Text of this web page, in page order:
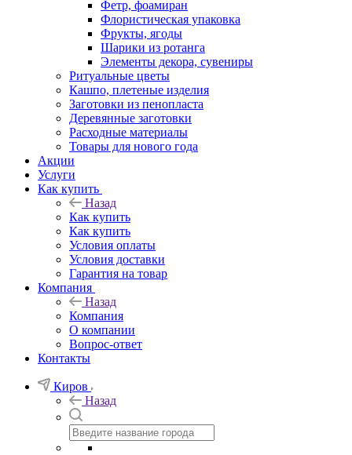
Фетр, фоамиран
Флористическая упаковка
Фрукты, ягоды
Шарики из ротанга
Элементы декора, сувениры
Ритуальные цветы
Кашпо, плетеные изделия
Заготовки из пенопласта
Деревянные заготовки
Расходные материалы
Товары для нового года
Акции
Услуги
Как купить
Назад
Как купить
Как купить
Условия оплаты
Условия доставки
Гарантия на товар
Компания
Назад
Компания
О компании
Вопрос-ответ
Контакты
Киров
Назад